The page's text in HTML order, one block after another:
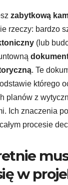
zabytkową
rzeczy: bardzo
(lub
. Te
którego
planów z
Ich znaczenia
procesie
w